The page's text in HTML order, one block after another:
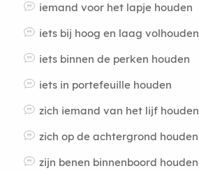
iemand voor het lapje houden
iets bij hoog en laag volhouden
iets binnen de perken houden
iets in portefeuille houden
zich iemand van het lijf houden
zich op de achtergrond houden
zijn benen binnenboord houden